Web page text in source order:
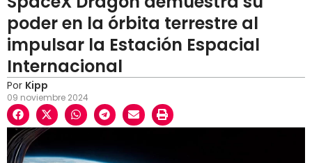
poder en la órbita terrestre al
impulsar la Estación Espacial
Internacional
Por Kipp
09 noviembre 2024